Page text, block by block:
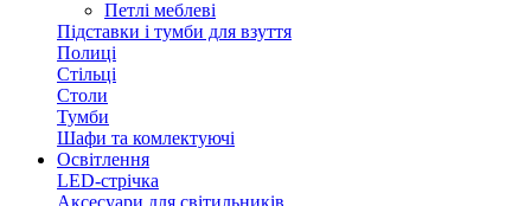
Петлі меблеві
Підставки і тумби для взуття
Полиці
Стільці
Столи
Тумби
Шафи та комлектуючі
Освітлення
LED-стрічка
Аксесуари для світильників